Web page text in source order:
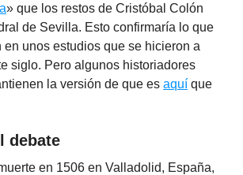
» que los restos de Cristóbal Colón
de Sevilla. Esto confirmaría lo que
en unos estudios que se hicieron a
siglo. Pero algunos historiadores
la versión de que es aquí que
debate
en 1506 en Valladolid, España,